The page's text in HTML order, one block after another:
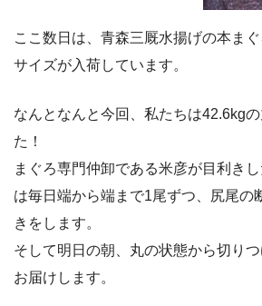
ここ数日は、青森三厩水揚げの本ま
サイズが入荷しています。
なんとなんと今回、私たちは42.6kg
た！
まぐろ専門仲卸である米彦が目利き
は毎日端から端まで1尾ずつ、尻尾の
きをします。
そして明日の朝、丸の状態から切り
お届けします。